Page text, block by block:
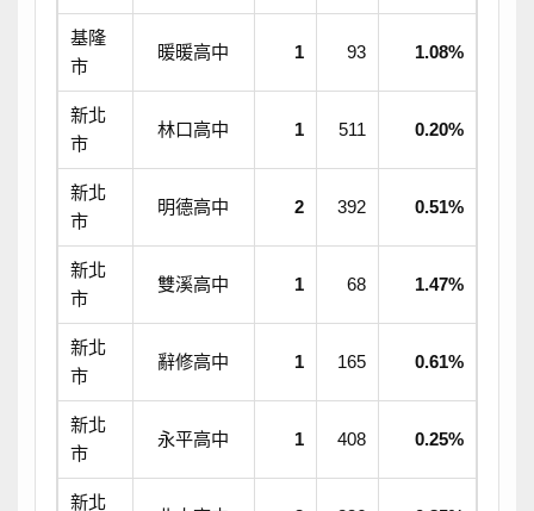
基隆
市
暖暖高中 1 93 1.08%
新北
市
林口高中 1 511 0.20%
新北
市
明德高中 2 392 0.51%
新北
市
雙溪高中 1 68 1.47%
新北
市
辭修高中 1 165 0.61%
新北
市
永平高中 1 408 0.25%
新北